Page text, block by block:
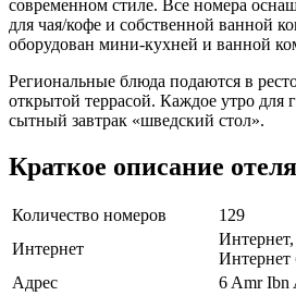
современном стиле. Все номера
для чая/кофе и собственной ванной
оборудован мини-кухней и ванной
Региональные блюда подаются в
открытой террасой. Каждое утро для
сытный завтрак «шведский стол».
Краткое описание отеля
Количество номеров
129
Интернет
Интернет
Адрес
6 Amr Ibn